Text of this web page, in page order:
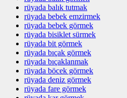
rüyada balık tutmak
rüyada bebek emzirmek
rüyada bebek görmek
rüyada bisiklet sürmek
rüyada bit görmek
rüyada bıçak görmek
rüyada bıçaklanmak
rüyada böcek görmek
rüyada deniz görmek
rüyada fare görmek